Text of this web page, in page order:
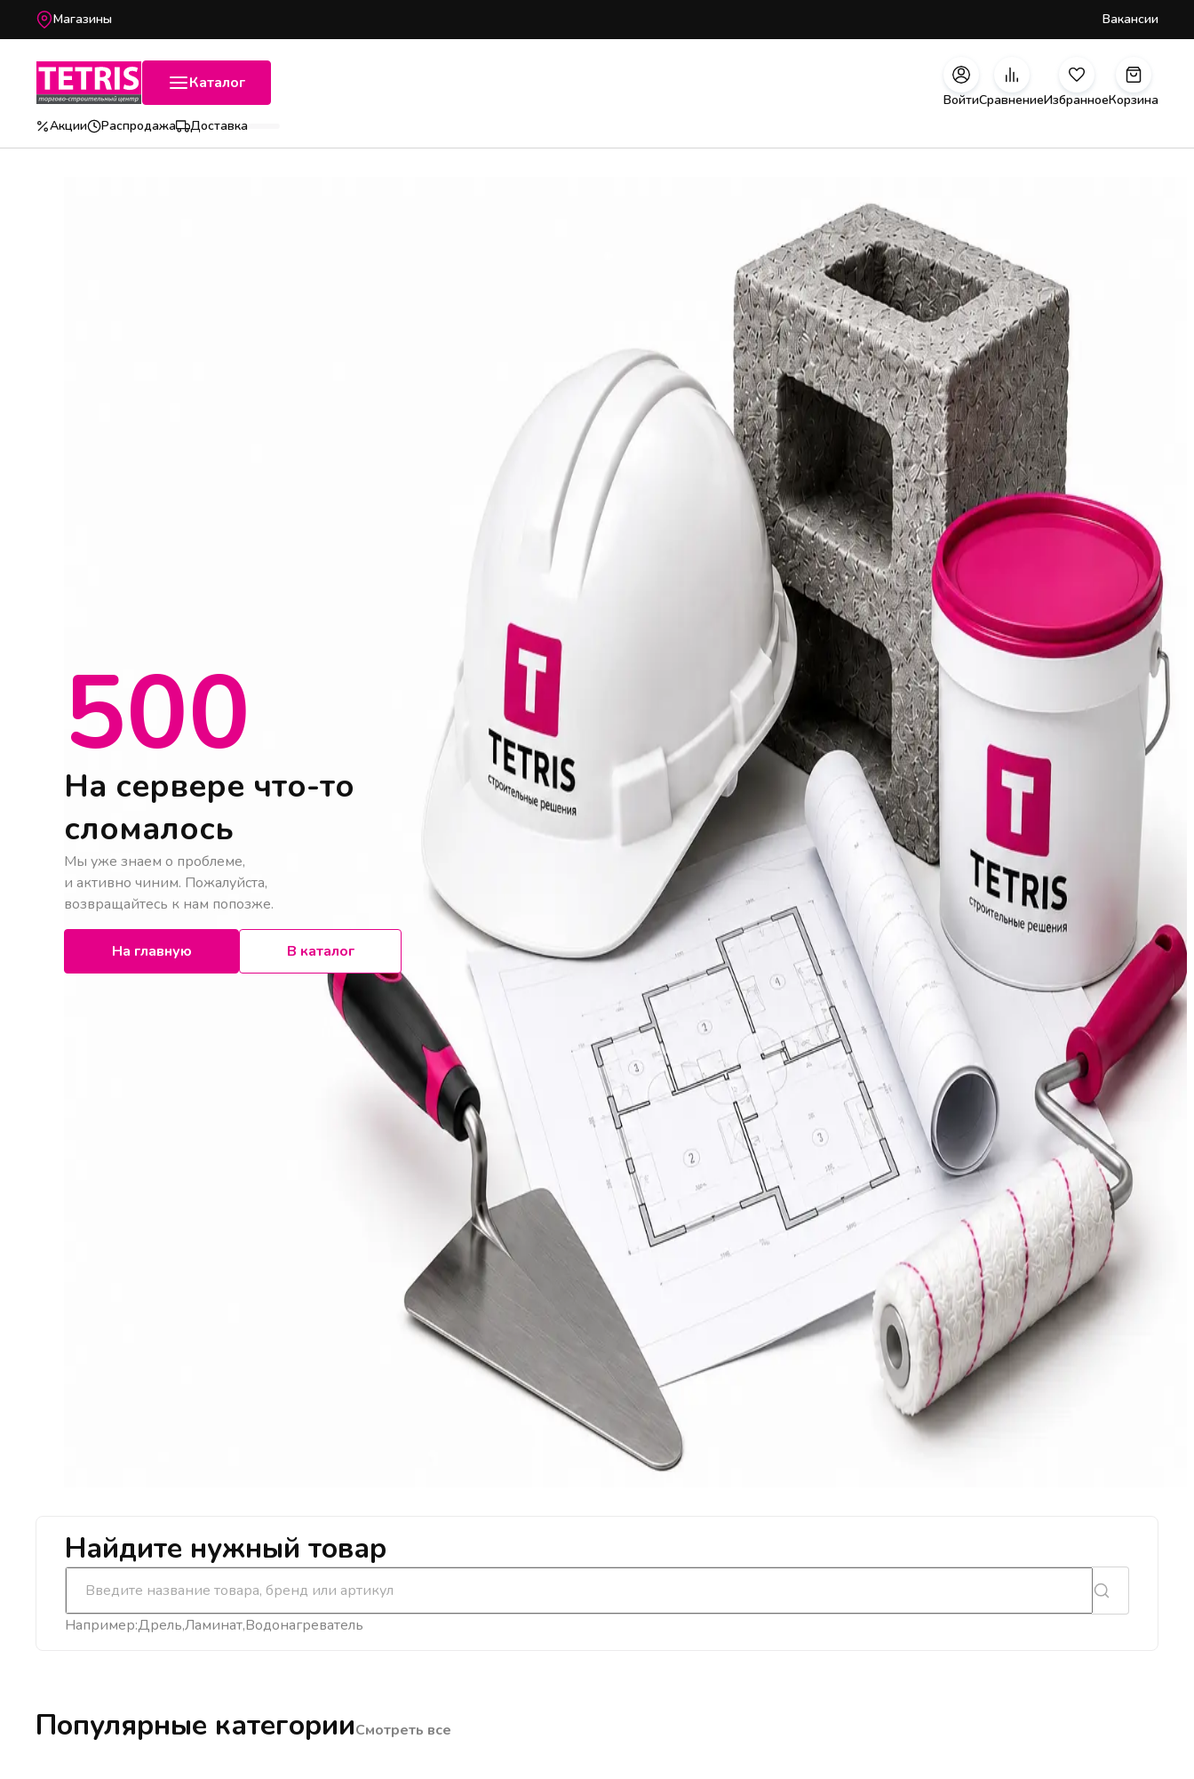
Магазины Вакансии
Каталог
ВойтиСравнениеИзбранноеКорзина
Акции
Распродажа Доставка
500
На сервере что-то
сломалось
Мы уже знаем о проблеме,
и активно чиним. Пожалуйста,
возвращайтесь к нам попозже.
На главную В каталог
Найдите нужный товар
Например:ДрельЛаминатВодонагреватель
Популярные категорииСмотреть все